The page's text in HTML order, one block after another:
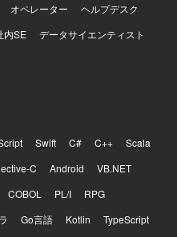
オペレーター
ヘルプデスク
内SE
データサイエンティスト
Swift C# C++
Scala
C Android
VB.NET
COBOL PL/I
RPG
Go言語 Kotlin
TypeScript